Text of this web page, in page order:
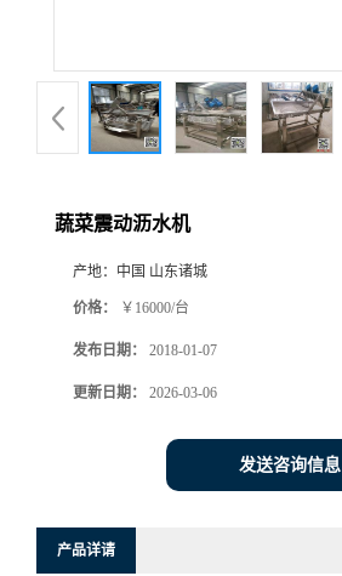
蔬菜震动沥水机
产地： 中国 山东诸城
价格： ￥16000/台
发布日期： 2018-01-07
更新日期： 2026-03-06
发送咨询信息
产品详请